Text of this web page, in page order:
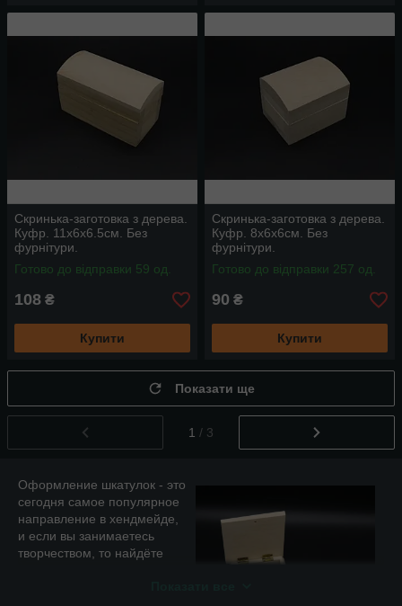
Скринька-заготовка з дерева.
Куфр. 11х6х6.5см. Без
фурнітури.
Готово до відправки 59 од.
108 ₴
Купити
Скринька-заготовка з дерева.
Куфр. 8х6х6см. Без
фурнітури.
Готово до відправки 257 од.
90 ₴
Купити
Показати ще
1 / 3
Оформление шкатулок - это
сегодня самое популярное
направление в хендмейде,
и если вы занимаетесь
творчеством, то найдёте